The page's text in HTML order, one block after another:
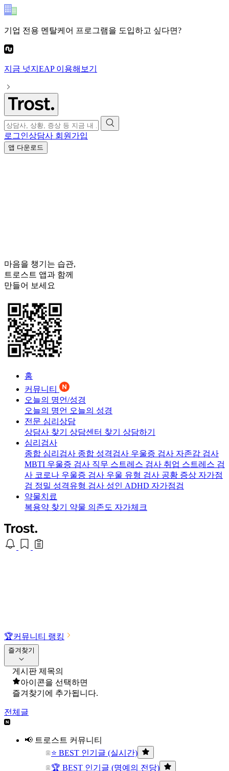
기업 전용 멘탈케어 프로그램을 도입하고 싶다면?
지금 넛지EAP이용해보기
로그인상담사 회원가입
앱 다운로드
마음을 챙기는 습관,
트로스트 앱과 함께
만들어 보세요
홈
커뮤니티
오늘의 명언/성경
오늘의 명언 오늘의 성경
전문 심리상담
상담사 찾기 상담센터 찾기 상담하기
심리검사
종합 심리검사 종합 성격검사 우울증 검사 자존감 검사
MBTI 우울증 검사 직무 스트레스 검사 취업 스트레스 검
사 코로나 우울증 검사 우울 유형 검사 공황 증상 자가점
검 정밀 성격유형 검사 성인 ADHD 자가점검
약물치료
복용약 찾기 약물 의존도 자가체크
🏆커뮤니티 랭킹
즐겨찾기
게시판 제목의
아이콘을 선택하면
즐겨찾기에 추가됩니다.
전체글
📢 트로스트 커뮤니티
⭐ BEST 인기글 (실시간)
🏆 BEST 인기글 (명예의 전당)